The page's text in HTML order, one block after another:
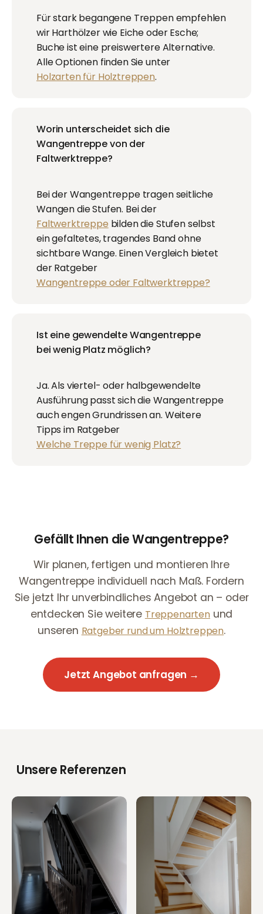
Für stark begangene Treppen empfehlen
wir Harthölzer wie Eiche oder Esche;
Buche ist eine preiswertere Alternative.
Alle Optionen finden Sie unter
Holzarten für Holztreppen.
Worin unterscheidet sich die
Wangentreppe von der
Faltwerktreppe?
Bei der Wangentreppe tragen seitliche
Wangen die Stufen. Bei der
Faltwerktreppe bilden die Stufen selbst
ein gefaltetes, tragendes Band ohne
sichtbare Wange. Einen Vergleich bietet
der Ratgeber
Wangentreppe oder Faltwerktreppe?
Ist eine gewendelte Wangentreppe
bei wenig Platz möglich?
Ja. Als viertel- oder halbgewendelte
Ausführung passt sich die Wangentreppe
auch engen Grundrissen an. Weitere
Tipps im Ratgeber
Welche Treppe für wenig Platz?
Gefällt Ihnen die Wangentreppe?
Wir planen, fertigen und montieren Ihre
Wangentreppe individuell nach Maß. Fordern
Sie jetzt Ihr unverbindliches Angebot an – oder
entdecken Sie weitere Treppenartenund
unseren Ratgeber rund um Holztreppen.
Jetzt Angebot anfragen →
Unsere Referenzen